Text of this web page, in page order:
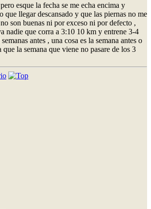
esque la fecha se me echa encima y
que llegar descansado y que las piernas no me
son buenas ni por exceso ni por defecto ,
nadie que corra a 3:10 10 km y entrene 3-4
antes , una cosa es la semana antes o
que la semana que viene no pasare de los 3